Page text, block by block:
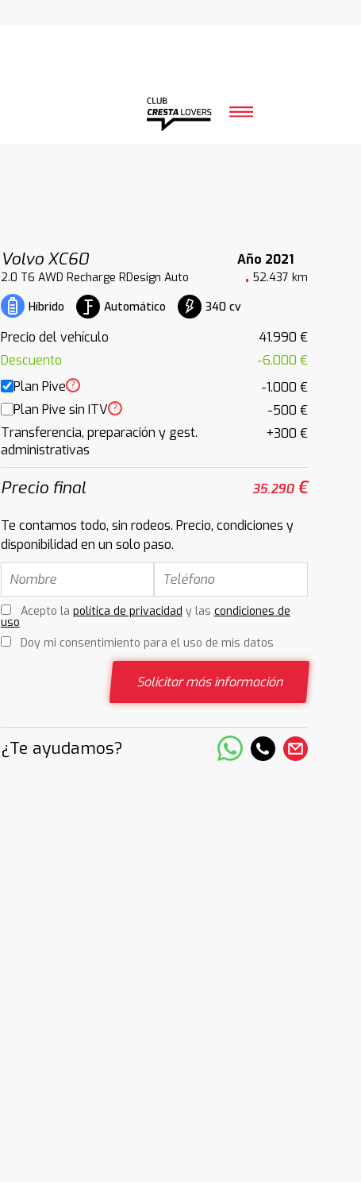
Volvo XC60
Año 2021
2.0 T6 AWD Recharge RDesign Auto
52.437 km
Híbrido
Automático 340 cv
Precio del vehículo
41.990 €
Descuento
-6.000 €
Plan Pive ?
-1.000 €
Plan Pive sin ITV ?
-500 €
Transferencia, preparación y gest.
administrativas
+300 €
Precio final 35.290€
Te contamos todo, sin rodeos. Precio, condiciones y
disponibilidad en un solo paso.
Acepto la política de privacidad y las condiciones de
uso
Doy mi consentimiento para el uso de mis datos
Solicitar más información
¿Te ayudamos?